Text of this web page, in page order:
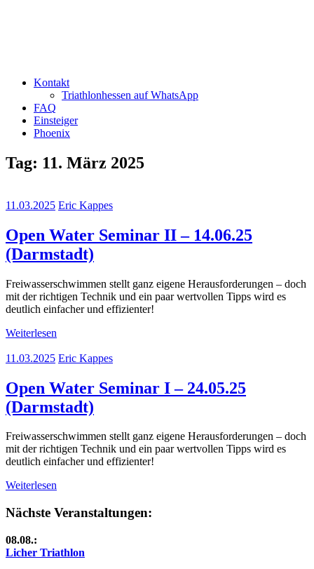
Kontakt
Triathlonhessen auf WhatsApp
FAQ
Einsteiger
Phoenix
Tag: 11. März 2025
11.03.2025 Eric Kappes
Open Water Seminar II – 14.06.25
(Darmstadt)
Freiwasserschwimmen stellt ganz eigene Herausforderungen – doch
mit der richtigen Technik und ein paar wertvollen Tipps wird es
deutlich einfacher und effizienter!
Weiterlesen
11.03.2025 Eric Kappes
Open Water Seminar I – 24.05.25
(Darmstadt)
Freiwasserschwimmen stellt ganz eigene Herausforderungen – doch
mit der richtigen Technik und ein paar wertvollen Tipps wird es
deutlich einfacher und effizienter!
Weiterlesen
Nächste Veranstaltungen:
08.08.:
Licher Triathlon